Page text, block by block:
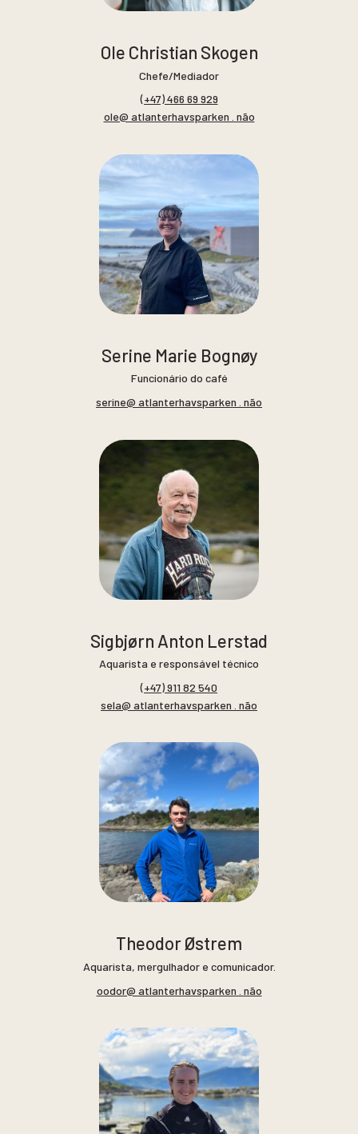
Ole Christian Skogen
Chefe/Mediador
(+47) 466 69 929
ole@ atlanterhavsparken . não
Serine Marie Bognøy
Funcionário do café
serine@ atlanterhavsparken . não
Sigbjørn Anton Lerstad
Aquarista e responsável técnico
(+47) 911 82 540
sela@ atlanterhavsparken . não
Theodor Østrem
Aquarista, mergulhador e comunicador.
oodor@ atlanterhavsparken . não